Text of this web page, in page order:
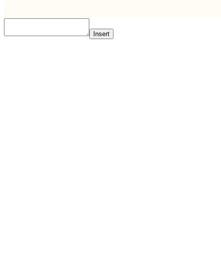
Insert